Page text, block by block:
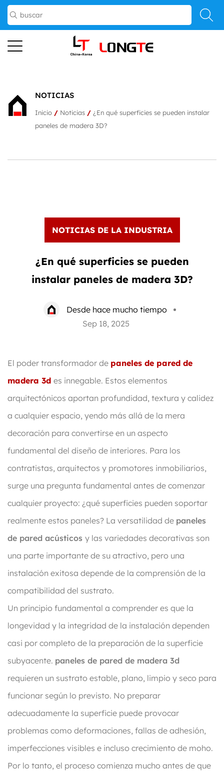
NOTICIAS
Inicio / Noticias / ¿En qué superficies se pueden instalar
paneles de madera 3D?
NOTICIAS DE LA INDUSTRIA
¿En qué superficies se pueden
instalar paneles de madera 3D?
Desde hace mucho tiempo
Sep 18, 2025
El poder transformador de paneles de pared de
madera 3d es innegable. Estos elementos
arquitectónicos aportan profundidad, textura y calidez
a cualquier espacio, yendo más allá de la mera
decoración para convertirse en un aspecto
fundamental del diseño de interiores. Para los
contratistas, arquitectos y promotores inmobiliarios,
surge una pregunta fundamental antes de comenzar
cualquier proyecto: ¿qué superficies pueden soportar
realmente estos paneles? La versatilidad de paneles
de pared acústicos y las variedades decorativas son
una parte importante de su atractivo, pero una
instalación exitosa depende de la comprensión de la
compatibilidad del sustrato.
Un principio fundamental a comprender es que la
longevidad y la integridad de la instalación dependen
casi por completo de la preparación de la superficie
subyacente. paneles de pared de madera 3d
requieren un sustrato estable, plano, limpio y seco para
funcionar según lo previsto. No preparar
adecuadamente la superficie puede provocar
problemas como deformaciones, fallas de adhesión,
imperfecciones visibles e incluso crecimiento de moho.
Por lo tanto, el proceso comienza mucho antes de que